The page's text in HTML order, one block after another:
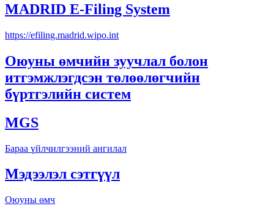
MADRID E-Filing System
https://efiling.madrid.wipo.int
Оюуны өмчийн зуучлал болон
итгэмжлэгдсэн төлөөлөгчийн
бүртгэлийн систем
MGS
Бараа үйлчилгээний ангилал
Мэдээлэл сэтгүүл
Оюуны өмч